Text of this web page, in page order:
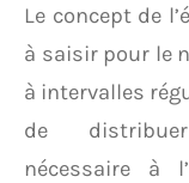
Le concept de
à saisir pour le
à intervalles
de
nécessaire à